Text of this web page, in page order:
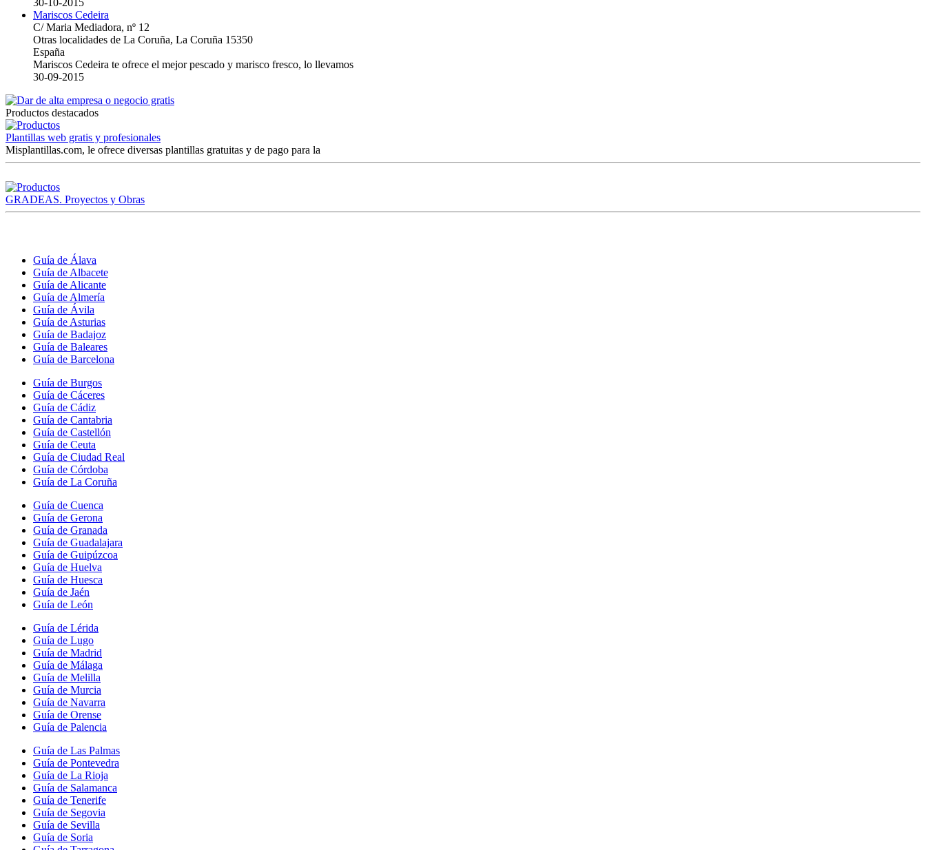
Mariscos Cedeira
C/ Maria Mediadora, nº 12
Otras localidades de La Coruña, La Coruña 15350
España
Mariscos Cedeira te ofrece el mejor pescado y marisco fresco, lo llevamos
30-09-2015
Productos destacados
Plantillas web gratis y profesionales
Misplantillas.com, le ofrece diversas plantillas gratuitas y de pago para la
GRADEAS. Proyectos y Obras
Guía de Álava
Guía de Albacete
Guía de Alicante
Guía de Almería
Guía de Ávila
Guía de Asturias
Guía de Badajoz
Guía de Baleares
Guía de Barcelona
Guía de Burgos
Guía de Cáceres
Guía de Cádiz
Guía de Cantabria
Guía de Castellón
Guía de Ceuta
Guía de Ciudad Real
Guía de Córdoba
Guía de La Coruña
Guía de Cuenca
Guía de Gerona
Guía de Granada
Guía de Guadalajara
Guía de Guipúzcoa
Guía de Huelva
Guía de Huesca
Guía de Jaén
Guía de León
Guía de Lérida
Guía de Lugo
Guía de Madrid
Guía de Málaga
Guía de Melilla
Guía de Murcia
Guía de Navarra
Guía de Orense
Guía de Palencia
Guía de Las Palmas
Guía de Pontevedra
Guía de La Rioja
Guía de Salamanca
Guía de Tenerife
Guía de Segovia
Guía de Sevilla
Guía de Soria